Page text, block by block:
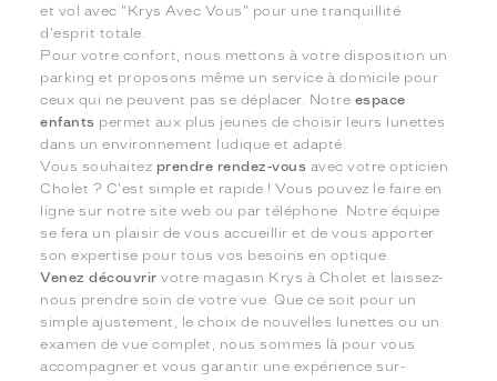
et vol avec "Krys Avec Vous" pour une tranquillité
d'esprit totale.
Pour votre confort, nous mettons à votre disposition un
parking et proposons même un service à domicile pour
ceux qui ne peuvent pas se déplacer. Notre espace
enfants permet aux plus jeunes de choisir leurs lunettes
dans un environnement ludique et adapté.
Vous souhaitez prendre rendez-vous avec votre opticien
Cholet ? C'est simple et rapide ! Vous pouvez le faire en
ligne sur notre site web ou par téléphone. Notre équipe
se fera un plaisir de vous accueillir et de vous apporter
son expertise pour tous vos besoins en optique.
Venez découvrir votre magasin Krys à Cholet et laissez-
nous prendre soin de votre vue. Que ce soit pour un
simple ajustement, le choix de nouvelles lunettes ou un
examen de vue complet, nous sommes là pour vous
accompagner et vous garantir une expérience sur-